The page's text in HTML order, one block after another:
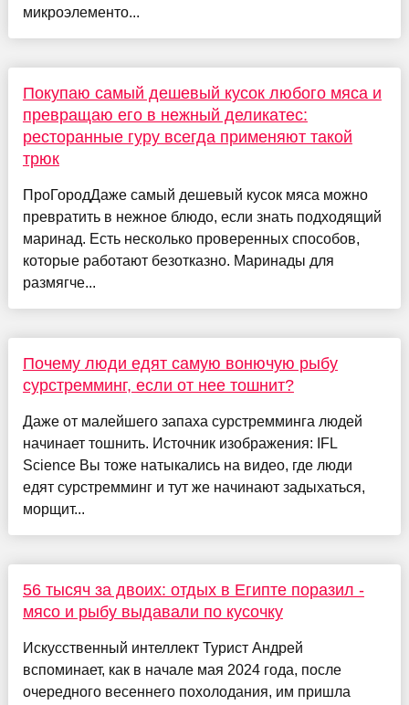
микроэлементо...
Покупаю самый дешевый кусок любого мяса и
превращаю его в нежный деликатес:
ресторанные гуру всегда применяют такой
трюк
ПроГородДаже самый дешевый кусок мяса можно
превратить в нежное блюдо, если знать подходящий
маринад. Есть несколько проверенных способов,
которые работают безотказно. Маринады для
размягче...
Почему люди едят самую вонючую рыбу
сурстремминг, если от нее тошнит?
Даже от малейшего запаха сурстремминга людей
начинает тошнить. Источник изображения: IFL
Science Вы тоже натыкались на видео, где люди
едят сурстремминг и тут же начинают задыхаться,
морщит...
56 тысяч за двоих: отдых в Египте поразил -
мясо и рыбу выдавали по кусочку
Искусственный интеллект Турист Андрей
вспоминает, как в начале мая 2024 года, после
очередного весеннего похолодания, им пришла